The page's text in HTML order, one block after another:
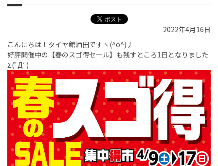
2022年4月16日
こんにちは！タイヤ館酒田ですヽ(^o^)丿
好評開催中の【春のスゴ得セール】も残すところ1日となりました
Σ(ﾟДﾟ)